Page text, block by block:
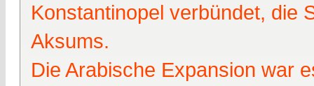
Konstantinopel verbündet, die
Aksums.
Die Arabische Expansion war